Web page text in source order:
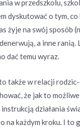
w przedszkolu,
dyskutować o tym,
żyje na swój sposób
a inne
dać temu wyraz.
także w relacji
że jak to
działania
na każdym kroku. I to